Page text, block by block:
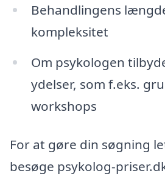
Behandlingens
kompleksitet
Om psykologen
ydelser, som f.eks.
workshops
For at gøre din søgning
besøge psykolog-